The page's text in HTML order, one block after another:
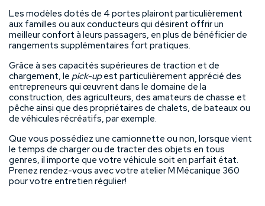
Les modèles dotés de 4 portes plairont particulièrement
aux familles ou aux conducteurs qui désirent offrir un
meilleur confort à leurs passagers, en plus de bénéficier de
rangements supplémentaires fort pratiques.
Grâce à ses capacités supérieures de traction et de
chargement, le pick-upest particulièrement apprécié des
entrepreneurs qui œuvrent dans le domaine de la
construction, des agriculteurs, des amateurs de chasse et
pêche ainsi que des propriétaires de chalets, de bateaux ou
de véhicules récréatifs, par exemple.
Que vous possédiez une camionnette ou non, lorsque vient
le temps de charger ou de tracter des objets en tous
genres, il importe que votre véhicule soit en parfait état.
Prenez rendez-vous avec votre atelier M Mécanique 360
pour votre entretien régulier!